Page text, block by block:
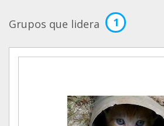
Grupos que lidera 1